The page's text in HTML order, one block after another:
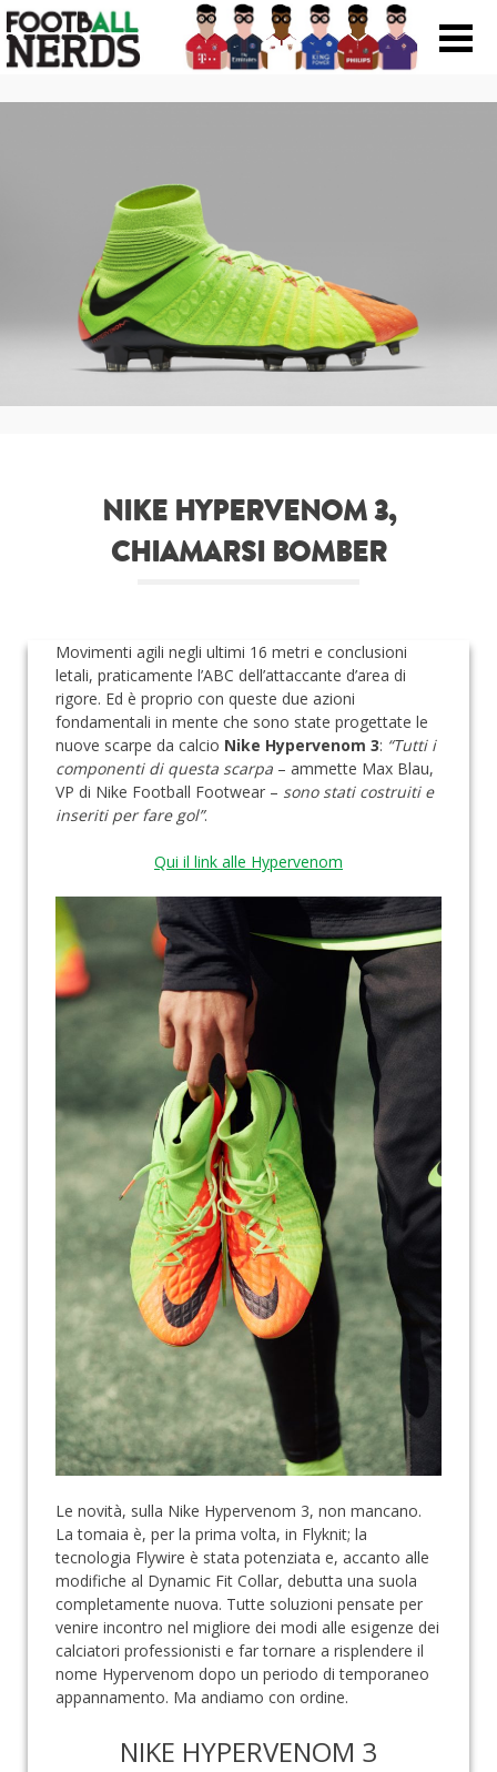
Search
Prodotti
Scarpe
Maglie
Accessori
NIKE HYPERVENOM 3,
CHIAMARSI BOMBER
Movimenti agili negli ultimi 16 metri e conclusioni
letali, praticamente l’ABC dell’attaccante d’area di
rigore. Ed è proprio con queste due azioni
fondamentali in mente che sono state progettate le
nuove scarpe da calcio Nike Hypervenom 3: “Tutti i
componenti di questa scarpa – ammette Max Blau,
VP di Nike Football Footwear – sono stati costruiti e
inseriti per fare gol”.
Qui il link alle Hypervenom
Le novità, sulla Nike Hypervenom 3, non mancano.
La tomaia è, per la prima volta, in Flyknit; la
tecnologia Flywire è stata potenziata e, accanto alle
modifiche al Dynamic Fit Collar, debutta una suola
completamente nuova. Tutte soluzioni pensate per
venire incontro nel migliore dei modi alle esigenze dei
calciatori professionisti e far tornare a risplendere il
nome Hypervenom dopo un periodo di temporaneo
appannamento. Ma andiamo con ordine.
NIKE HYPERVENOM 3